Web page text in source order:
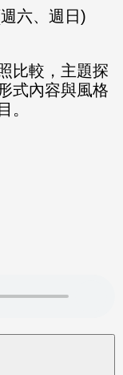
六、週日)
比較，主題探
式內容與風格
。